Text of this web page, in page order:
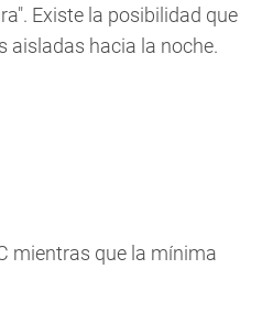
Existe la posibilidad que
aisladas hacia la noche.
mientras que la mínima